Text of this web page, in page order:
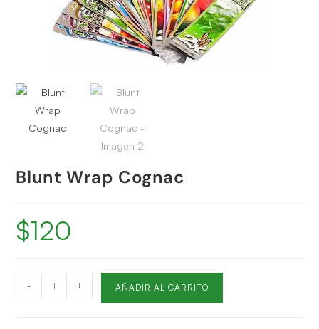
Blunt Wrap Cognac
$120
- + AÑADIR AL CARRITO